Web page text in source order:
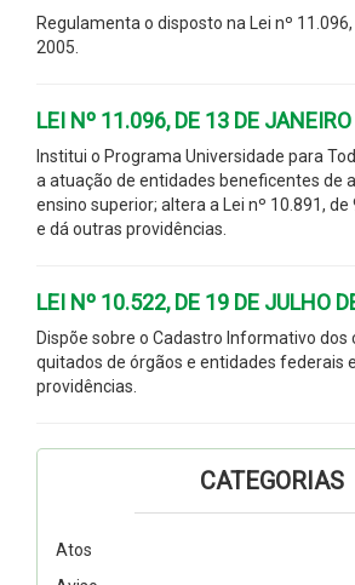
Regulamenta o disposto na Lei nº
2005.
LEI Nº 11.096, DE 13 DE
Institui o Programa Universidade para
a atuação de entidades beneficentes de
ensino superior; altera a Lei nº 10.891, de
e dá outras providências.
LEI Nº 10.522, DE 19 DE JULHO
Dispõe sobre o Cadastro Informativo dos
quitados de órgãos e entidades federais
providências.
CATEGORIAS
Atos